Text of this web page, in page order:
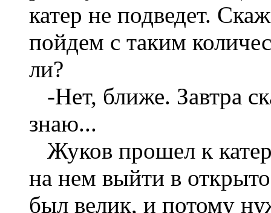
катер не подведет.
пойдем с таким
ли?
-Нет, ближе. Завтра
знаю...
Жуков прошел к
на нем выйти в
был велик, и потому